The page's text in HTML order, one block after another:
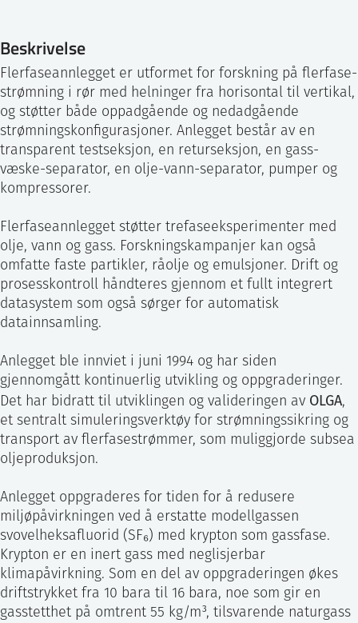
Beskrivelse
Flerfaseannlegget er utformet for forskning på flerfase-
strømning i rør med helninger fra horisontal til vertikal,
og støtter både oppadgående og nedadgående
strømningskonfigurasjoner. Anlegget består av en
transparent testseksjon, en returseksjon, en gass-
væske-separator, en olje-vann-separator, pumper og
kompressorer.
Flerfaseannlegget støtter trefaseeksperimenter med
olje, vann og gass. Forskningskampanjer kan også
omfatte faste partikler, råolje og emulsjoner. Drift og
prosesskontroll håndteres gjennom et fullt integrert
datasystem som også sørger for automatisk
datainnsamling.
Anlegget ble innviet i juni 1994 og har siden
gjennomgått kontinuerlig utvikling og oppgraderinger.
Det har bidratt til utviklingen og valideringen av OLGA,
et sentralt simuleringsverktøy for strømningssikring og
transport av flerfasestrømmer, som muliggjorde subsea
oljeproduksjon.
Anlegget oppgraderes for tiden for å redusere
miljøpåvirkningen ved å erstatte modellgassen
svovelheksafluorid (SF₆) med krypton som gassfase.
Krypton er en inert gass med neglisjerbar
klimapåvirkning. Som en del av oppgraderingen økes
driftstrykket fra 10 bara til 16 bara, noe som gir en
gasstetthet på omtrent 55 kg/m³, tilsvarende naturgass